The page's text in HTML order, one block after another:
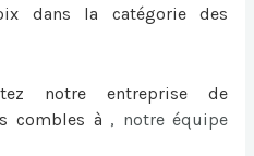
dans la catégorie des
notre entreprise de
combles à , notre équipe